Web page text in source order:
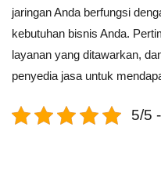
jaringan Anda berfungsi
kebutuhan bisnis Anda.
layanan yang ditawarkan,
penyedia jasa untuk
5/5